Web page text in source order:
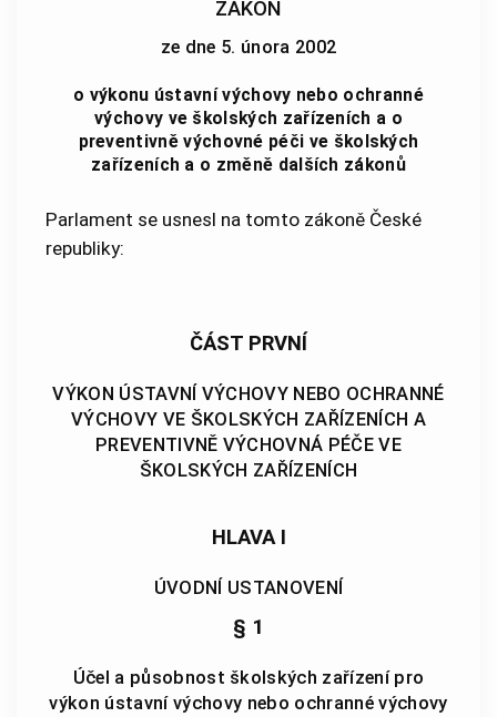
ZÁKON
ze dne 5. února 2002
o výkonu ústavní výchovy nebo ochranné
výchovy ve školských zařízeních a o
preventivně výchovné péči ve školských
zařízeních a o změně dalších zákonů
Parlament se usnesl na tomto zákoně České
republiky:
ČÁST PRVNÍ
VÝKON ÚSTAVNÍ VÝCHOVY NEBO OCHRANNÉ
VÝCHOVY VE ŠKOLSKÝCH ZAŘÍZENÍCH A
PREVENTIVNĚ VÝCHOVNÁ PÉČE VE
ŠKOLSKÝCH ZAŘÍZENÍCH
HLAVA I
ÚVODNÍ USTANOVENÍ
§ 1
Účel a působnost školských zařízení pro
výkon ústavní výchovy nebo ochranné výchovy